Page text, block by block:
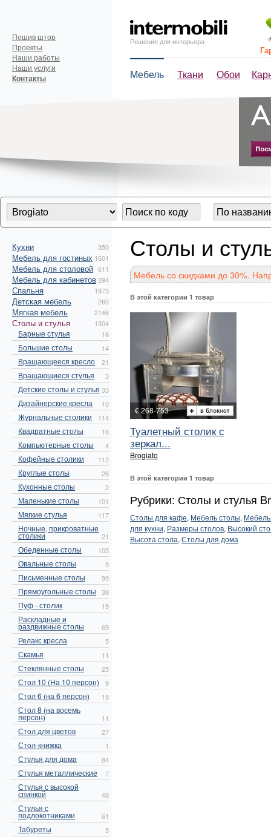
Решения для интерьера
Мебель Ткани Обои
Пошив штор
Проекты
Наши работы
Наши услуги
Контакты
Кухни 350
Мебель для гостиных 1601
Мебель для столовой 611
Мебель для кабинетов294
Спальня 1975
Детская мебель 260
Мягкая мебель 2146
Столы и стулья 1304
Барные стулья 16
Большие столы 14
Вращающееся кресло 21
Вращающиеся стулья 3
Детские столы и стулья 33
Дизайнерские кресла 10
Журнальные столики 114
Квадратные столы 16
Компьютерные столы 4
Кофейные столики 112
Круглые столы 26
Кухонные столы 2
Маленькие столы 101
Мягкие стулья 117
Ночные, прикроватные
столики 21
Обеденные столы 105
Овальные столы 9
Письменные столы 99
Прямоугольные столы 38
Пуф - столик 19
Раскладные и
раздвижные столы 69
Релакс кресла 5
Скамья 11
Стеклянные столы 25
Стол 10 (На 10 персон) 9
Стол 6 (на 6 персон) 18
Стол 8 (на восемь
персон) 11
Стол для цветов 27
Стол-книжка 1
Стулья для дома 84
Стулья металлические 7
Стулья с высокой
спинкой 48
Стулья с
подлокотниками 61
Табуреты 5
Столы и
Мебель со скидками до 30%.
В этой категории 1 товар
€ 268-753
Туалетный столик с
зеркал...
Brogiato
В этой категории 1 товар
Рубрики: Столы и стулья
Столы для кафе, Мебель столы, Мебель
для кухни, Размеры столов, Высокий
Высота стола, Столы для дома